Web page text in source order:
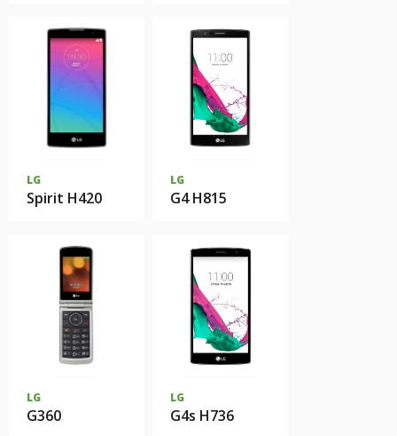
LG
Spirit H420
LG
G4 H815
LG
G360
LG
G4s H736